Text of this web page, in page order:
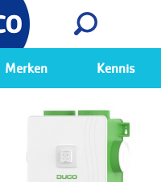
Bekijk
Merken Kennis